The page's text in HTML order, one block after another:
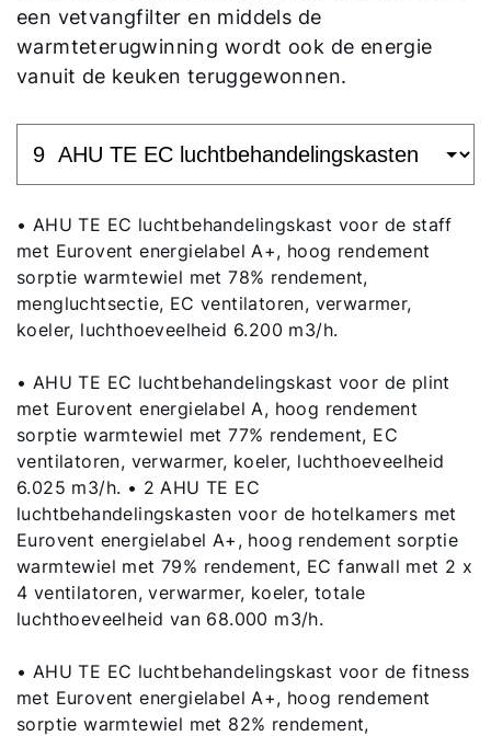
een vetvangfilter en middels de
warmteterugwinning wordt ook de energie
vanuit de keuken teruggewonnen.
• AHU TE EC luchtbehandelingskast voor de staff
met Eurovent energielabel A+, hoog rendement
sorptie warmtewiel met 78% rendement,
mengluchtsectie, EC ventilatoren, verwarmer,
koeler, luchthoeveelheid 6.200 m3/h.
• AHU TE EC luchtbehandelingskast voor de plint
met Eurovent energielabel A, hoog rendement
sorptie warmtewiel met 77% rendement, EC
ventilatoren, verwarmer, koeler, luchthoeveelheid
6.025 m3/h. • 2 AHU TE EC
luchtbehandelingskasten voor de hotelkamers met
Eurovent energielabel A+, hoog rendement sorptie
warmtewiel met 79% rendement, EC fanwall met 2 x
4 ventilatoren, verwarmer, koeler, totale
luchthoeveelheid van 68.000 m3/h.
• AHU TE EC luchtbehandelingskast voor de fitness
met Eurovent energielabel A+, hoog rendement
sorptie warmtewiel met 82% rendement,